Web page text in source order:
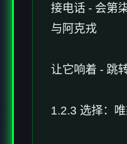
接电话 - 会第
与阿克戎
让它响着 - 跳
1.2.3 选择：